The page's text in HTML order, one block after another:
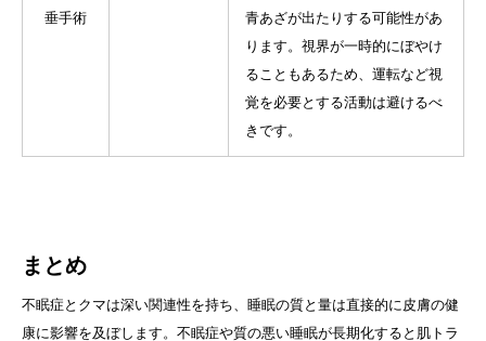
垂手術
青あざが出たりする可能性があ
ります。視界が一時的にぼやけ
ることもあるため、運転など視
覚を必要とする活動は避けるべ
きです。
まとめ
不眠症とクマは深い関連性を持ち、睡眠の質と量は直接的に皮膚の健
康に影響を及ぼします。不眠症や質の悪い睡眠が長期化すると肌トラ